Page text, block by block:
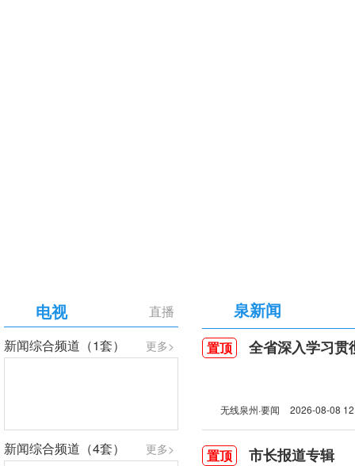
直播
电视
更多>
新闻综合频道（1套）
更多>
新闻综合频道（4套）
泉新闻
置顶 全省深入学习贯彻习
无线泉州·要闻 2026-08-08
置顶 市长报道专辑